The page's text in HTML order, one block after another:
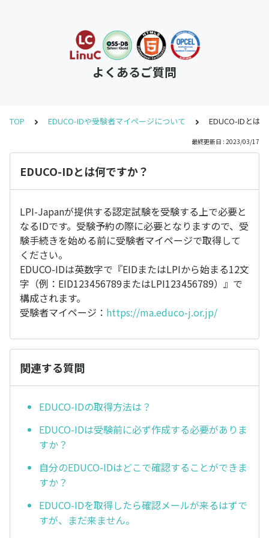
よくあるご質問
TOP EDUCO-IDや受験者マイページについて EDUCO-IDとは
最終更新日 : 2023/03/17
EDUCO-IDとは何ですか？
LPI-Japanが提供する認定試験を受験する上で必要と
なるIDです。受験予約の際に必要となりますので、受
験手続きを始める前に受験者マイページで取得して
ください。
EDUCO-IDは英数字で『EIDまたはLPIから始まる12文
字（例：EID123456789またはLPI123456789）』で
構成されます。
受験者マイページ： https://ma.educo-j.or.jp/
関連する質問
EDUCO-IDの取得方法は？
EDUCO-IDは受験前に必ず作成する必要がありま
すか？
自分のEDUCO-IDはどこで確認することができま
すか？
EDUCO-IDを取得したら確認メールが来るはずで
すが、まだ来ません。